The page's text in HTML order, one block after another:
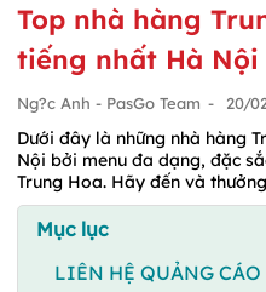
Top nhà hàng
tiếng nhất Hà Nội
Ng?c Anh - PasGo Team - 20/
Dưới đây là những nhà hàng
Nội bởi menu đa dạng, đặc
Trung Hoa. Hãy đến và
Mục lục
LIÊN HỆ QUẢNG CÁO